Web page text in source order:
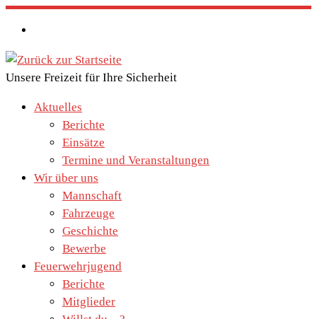
Zum
Inhalt
springen
Unsere Freizeit für Ihre Sicherheit
Aktuelles
Berichte
Einsätze
Termine und Veranstaltungen
Wir über uns
Mannschaft
Fahrzeuge
Geschichte
Bewerbe
Feuerwehrjugend
Berichte
Mitglieder